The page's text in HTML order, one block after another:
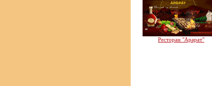
Ресторан "Арарат"